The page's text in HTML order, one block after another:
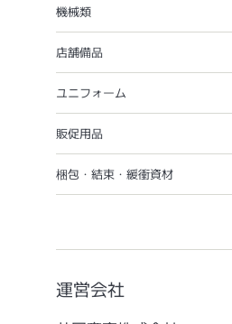
機械類
店舗備品
ユニフォーム
販促用品
梱包・結束・緩衝資材
運営会社